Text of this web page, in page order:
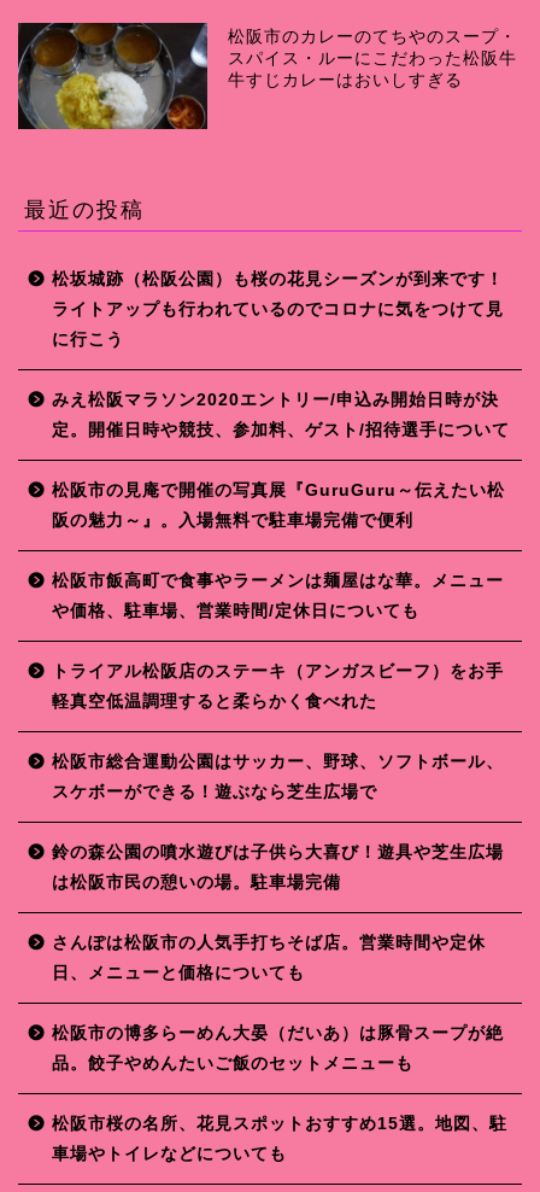
松阪市のカレーのてちやのスープ・
スパイス・ルーにこだわった松阪牛
牛すじカレーはおいしすぎる
最近の投稿
松坂城跡（松阪公園）も桜の花見シーズンが到来です！
ライトアップも行われているのでコロナに気をつけて見
に行こう
みえ松阪マラソン2020エントリー/申込み開始日時が決
定。開催日時や競技、参加料、ゲスト/招待選手について
松阪市の見庵で開催の写真展『GuruGuru～伝えたい松
阪の魅力～』。入場無料で駐車場完備で便利
松阪市飯高町で食事やラーメンは麺屋はな華。メニュー
や価格、駐車場、営業時間/定休日についても
トライアル松阪店のステーキ（アンガスビーフ）をお手
軽真空低温調理すると柔らかく食べれた
松阪市総合運動公園はサッカー、野球、ソフトボール、
スケボーができる！遊ぶなら芝生広場で
鈴の森公園の噴水遊びは子供ら大喜び！遊具や芝生広場
は松阪市民の憩いの場。駐車場完備
さんぽは松阪市の人気手打ちそば店。営業時間や定休
日、メニューと価格についても
松阪市の博多らーめん大晏（だいあ）は豚骨スープが絶
品。餃子やめんたいご飯のセットメニューも
松阪市桜の名所、花見スポットおすすめ15選。地図、駐
車場やトイレなどについても